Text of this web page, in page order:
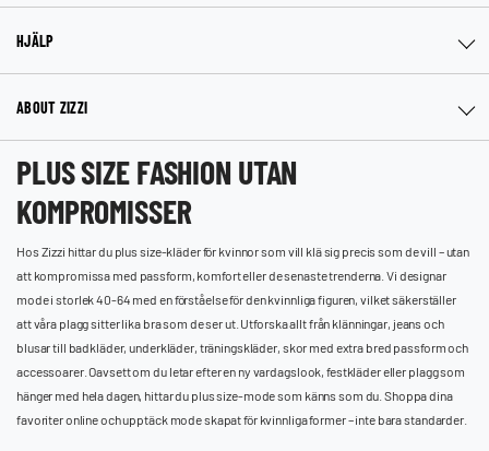
HJÄLP
ABOUT ZIZZI
PLUS SIZE FASHION UTAN
KOMPROMISSER
Hos Zizzi hittar du plus size-kläder för kvinnor som vill klä sig precis som de vill – utan
att kompromissa med passform, komfort eller de senaste trenderna. Vi designar
mode i storlek 40-64 med en förståelse för den kvinnliga figuren, vilket säkerställer
att våra plagg sitter lika bra som de ser ut. Utforska allt från klänningar, jeans och
blusar till badkläder, underkläder, träningskläder, skor med extra bred passform och
accessoarer. Oavsett om du letar efter en ny vardagslook, festkläder eller plagg som
hänger med hela dagen, hittar du plus size-mode som känns som du. Shoppa dina
favoriter online och upptäck mode skapat för kvinnliga former – inte bara standarder.